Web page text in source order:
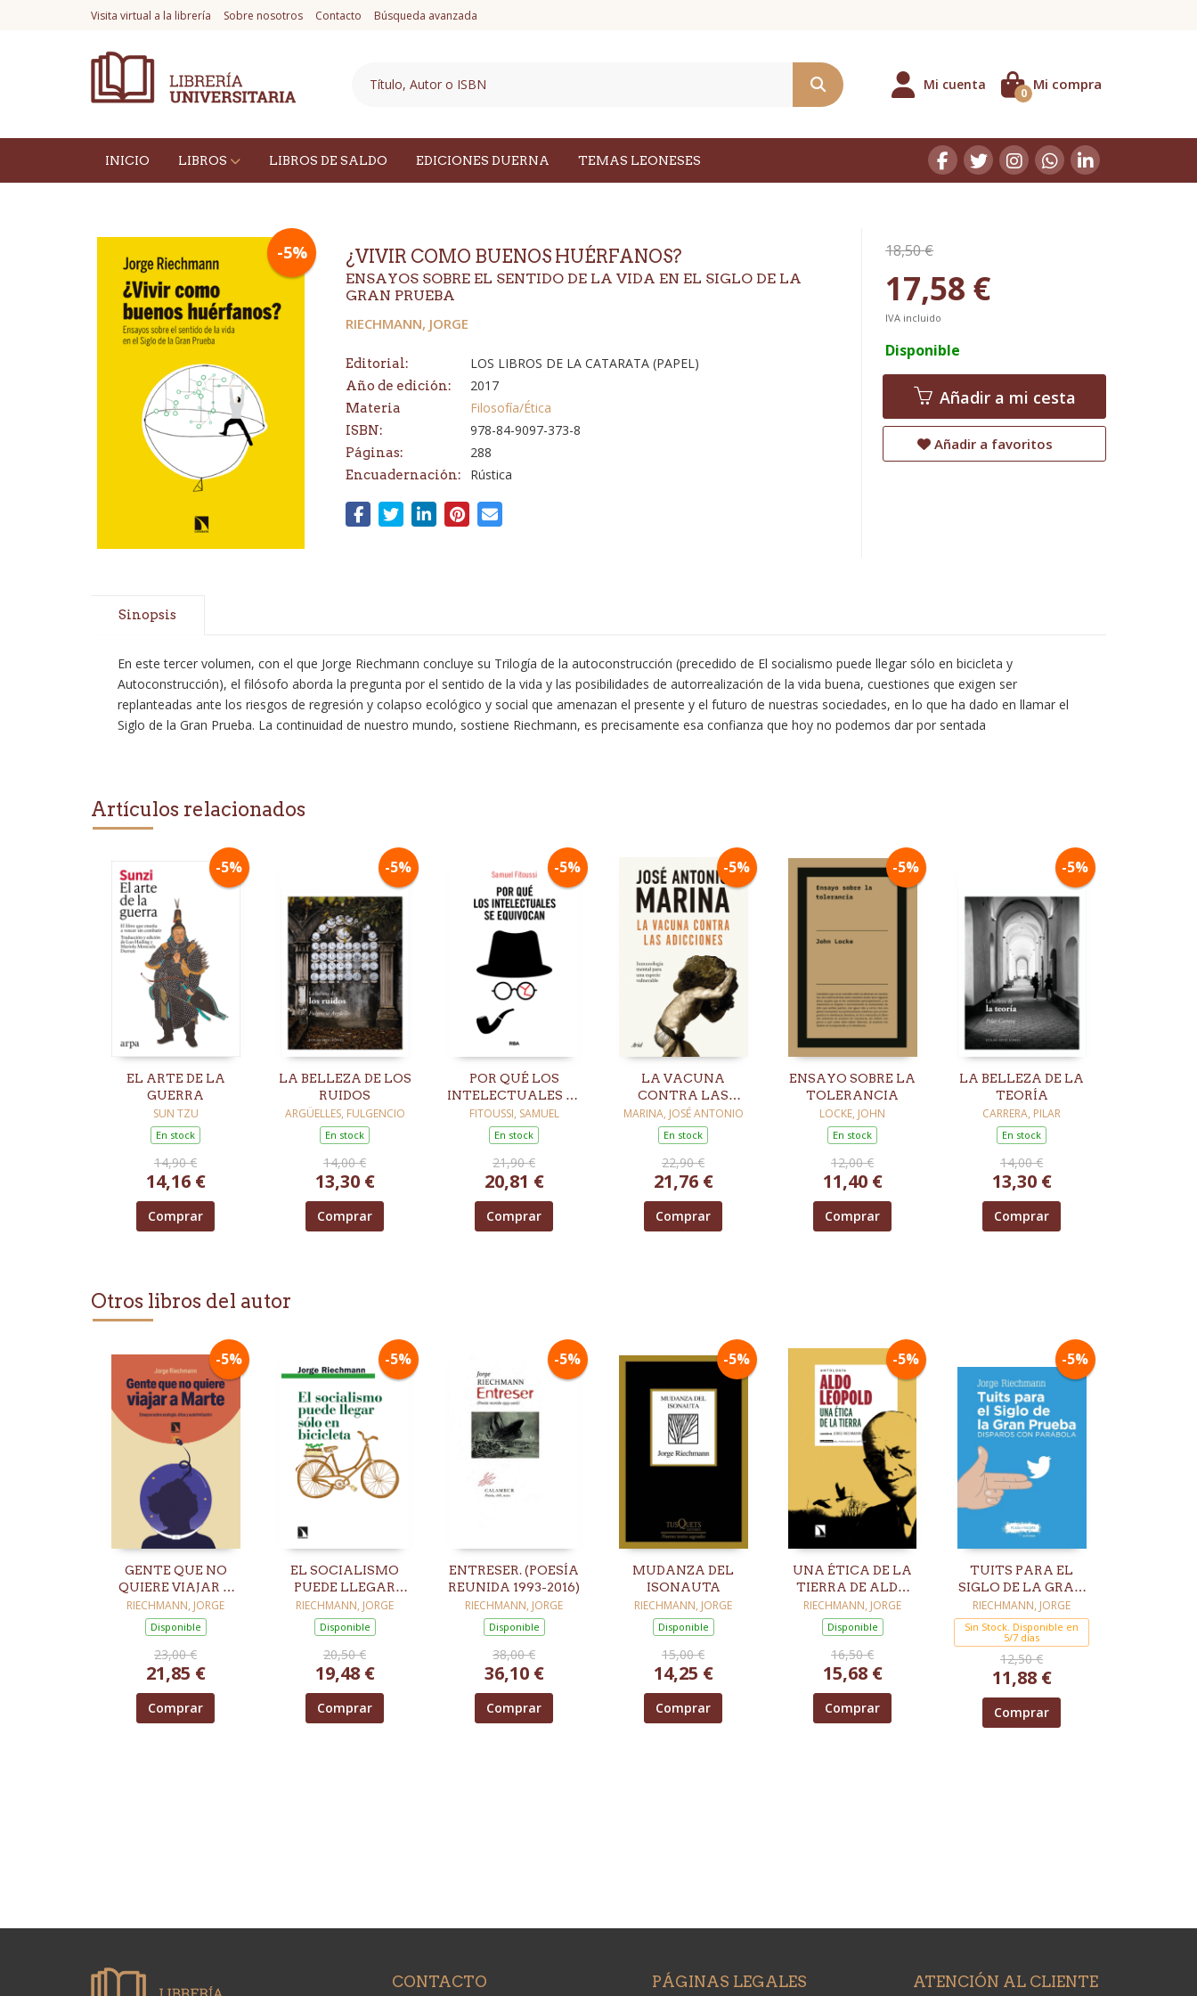
Visita virtual a la librería Sobre nosotros Contacto Búsqueda avanzada
Mi cuenta Mi compra
0
INICIO LIBROS LIBROS DE SALDO EDICIONES DUERNA TEMAS LEONESES
-5% ¿VIVIR COMO BUENOS HUÉRFANOS?
ENSAYOS SOBRE EL SENTIDO DE LA VIDA EN EL SIGLO DE LA
GRAN PRUEBA
RIECHMANN, JORGE
Editorial: LOS LIBROS DE LA CATARATA (PAPEL)
Año de edición: 2017
Materia Filosofía/Ética
ISBN: 978-84-9097-373-8
Páginas: 288
Encuadernación: Rústica
18,50 €
17,58 €
IVA incluido
Disponible
Añadir a mi cesta
Añadir a favoritos
Sinopsis
En este tercer volumen, con el que Jorge Riechmann concluye su Trilogía de la autoconstrucción (precedido de El socialismo puede llegar sólo en bicicleta y
Autoconstrucción), el filósofo aborda la pregunta por el sentido de la vida y las posibilidades de autorrealización de la vida buena, cuestiones que exigen ser
replanteadas ante los riesgos de regresión y colapso ecológico y social que amenazan el presente y el futuro de nuestras sociedades, en lo que ha dado en llamar el
Siglo de la Gran Prueba. La continuidad de nuestro mundo, sostiene Riechmann, es precisamente esa confianza que hoy no podemos dar por sentada
Artículos relacionados
-5%
EL ARTE DE LA
GUERRA
SUN TZU
En stock
14,90 €
14,16 €
Comprar
-5%
LA BELLEZA DE LOS
RUIDOS
ARGÜELLES, FULGENCIO
En stock
14,00 €
13,30 €
Comprar
-5%
POR QUÉ LOS
INTELECTUALES SE
EQUIVOCAN
FITOUSSI, SAMUEL
En stock
21,90 €
20,81 €
Comprar
-5%
LA VACUNA
CONTRA LAS
ADICCIONES
MARINA, JOSÉ ANTONIO
En stock
22,90 €
21,76 €
Comprar
-5%
ENSAYO SOBRE LA
TOLERANCIA
LOCKE, JOHN
En stock
12,00 €
11,40 €
Comprar
-5%
LA BELLEZA DE LA
TEORÍA
CARRERA, PILAR
En stock
14,00 €
13,30 €
Comprar
Otros libros del autor
-5%
GENTE QUE NO
QUIERE VIAJAR A
MARTE
RIECHMANN, JORGE
Disponible
23,00 €
21,85 €
Comprar
-5%
EL SOCIALISMO
PUEDE LLEGAR
SÓLO EN BICICLETA
RIECHMANN, JORGE
Disponible
20,50 €
19,48 €
Comprar
-5%
ENTRESER. (POESÍA
REUNIDA 1993-2016)
RIECHMANN, JORGE
Disponible
38,00 €
36,10 €
Comprar
-5%
MUDANZA DEL
ISONAUTA
RIECHMANN, JORGE
Disponible
15,00 €
14,25 €
Comprar
-5%
UNA ÉTICA DE LA
TIERRA DE ALDO
LEOPOLD
RIECHMANN, JORGE
Disponible
16,50 €
15,68 €
Comprar
-5%
TUITS PARA EL
SIGLO DE LA GRAN
PRUEBA
RIECHMANN, JORGE
Sin Stock. Disponible en
5/7 días
12,50 €
11,88 €
Comprar
CONTACTO PÁGINAS LEGALES ATENCIÓN AL CLIENTE